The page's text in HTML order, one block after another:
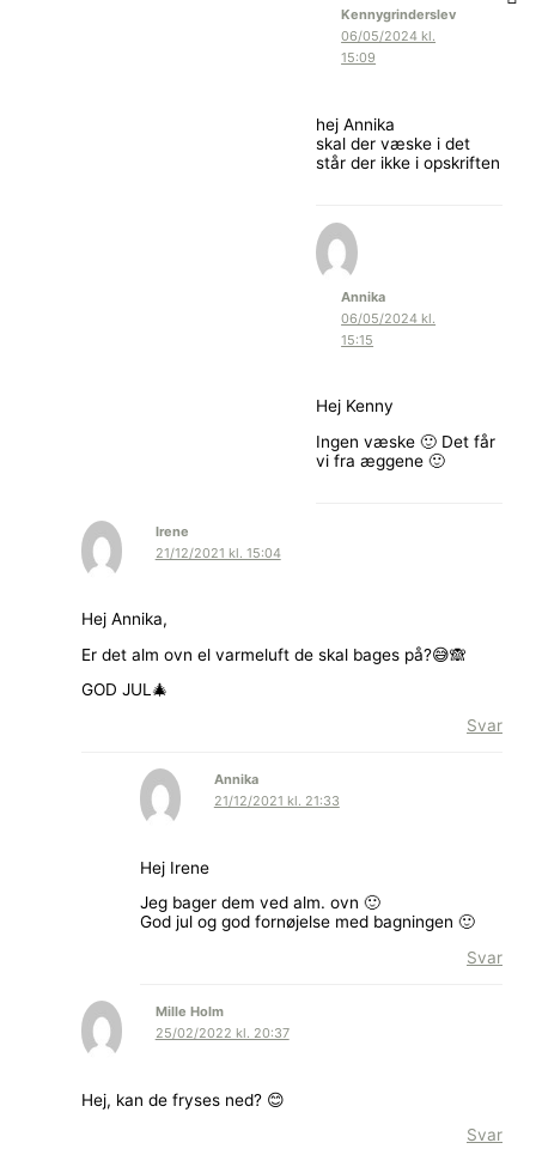
Kennygrinderslev
06/05/2024 kl.
15:09
hej Annika
skal der væske i det
står der ikke i opskriften
Annika
06/05/2024 kl.
15:15
Hej Kenny
Ingen væske 🙂 Det får
vi fra æggene 🙂
Irene
21/12/2021 kl. 15:04
Hej Annika,
Er det alm ovn el varmeluft de skal bages på?😅🙈
GOD JUL🎄
Svar
Annika
21/12/2021 kl. 21:33
Hej Irene
Jeg bager dem ved alm. ovn 🙂
God jul og god fornøjelse med bagningen 🙂
Svar
Mille Holm
25/02/2022 kl. 20:37
Hej, kan de fryses ned? 😊
Svar